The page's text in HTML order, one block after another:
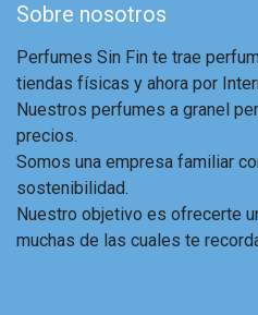
Sobre nosotros
Perfumes Sin Fin te trae
tiendas físicas y ahora por
Nuestros perfumes a granel
precios.
Somos una empresa familiar
sostenibilidad.
Nuestro objetivo es ofrecerte
muchas de las cuales te